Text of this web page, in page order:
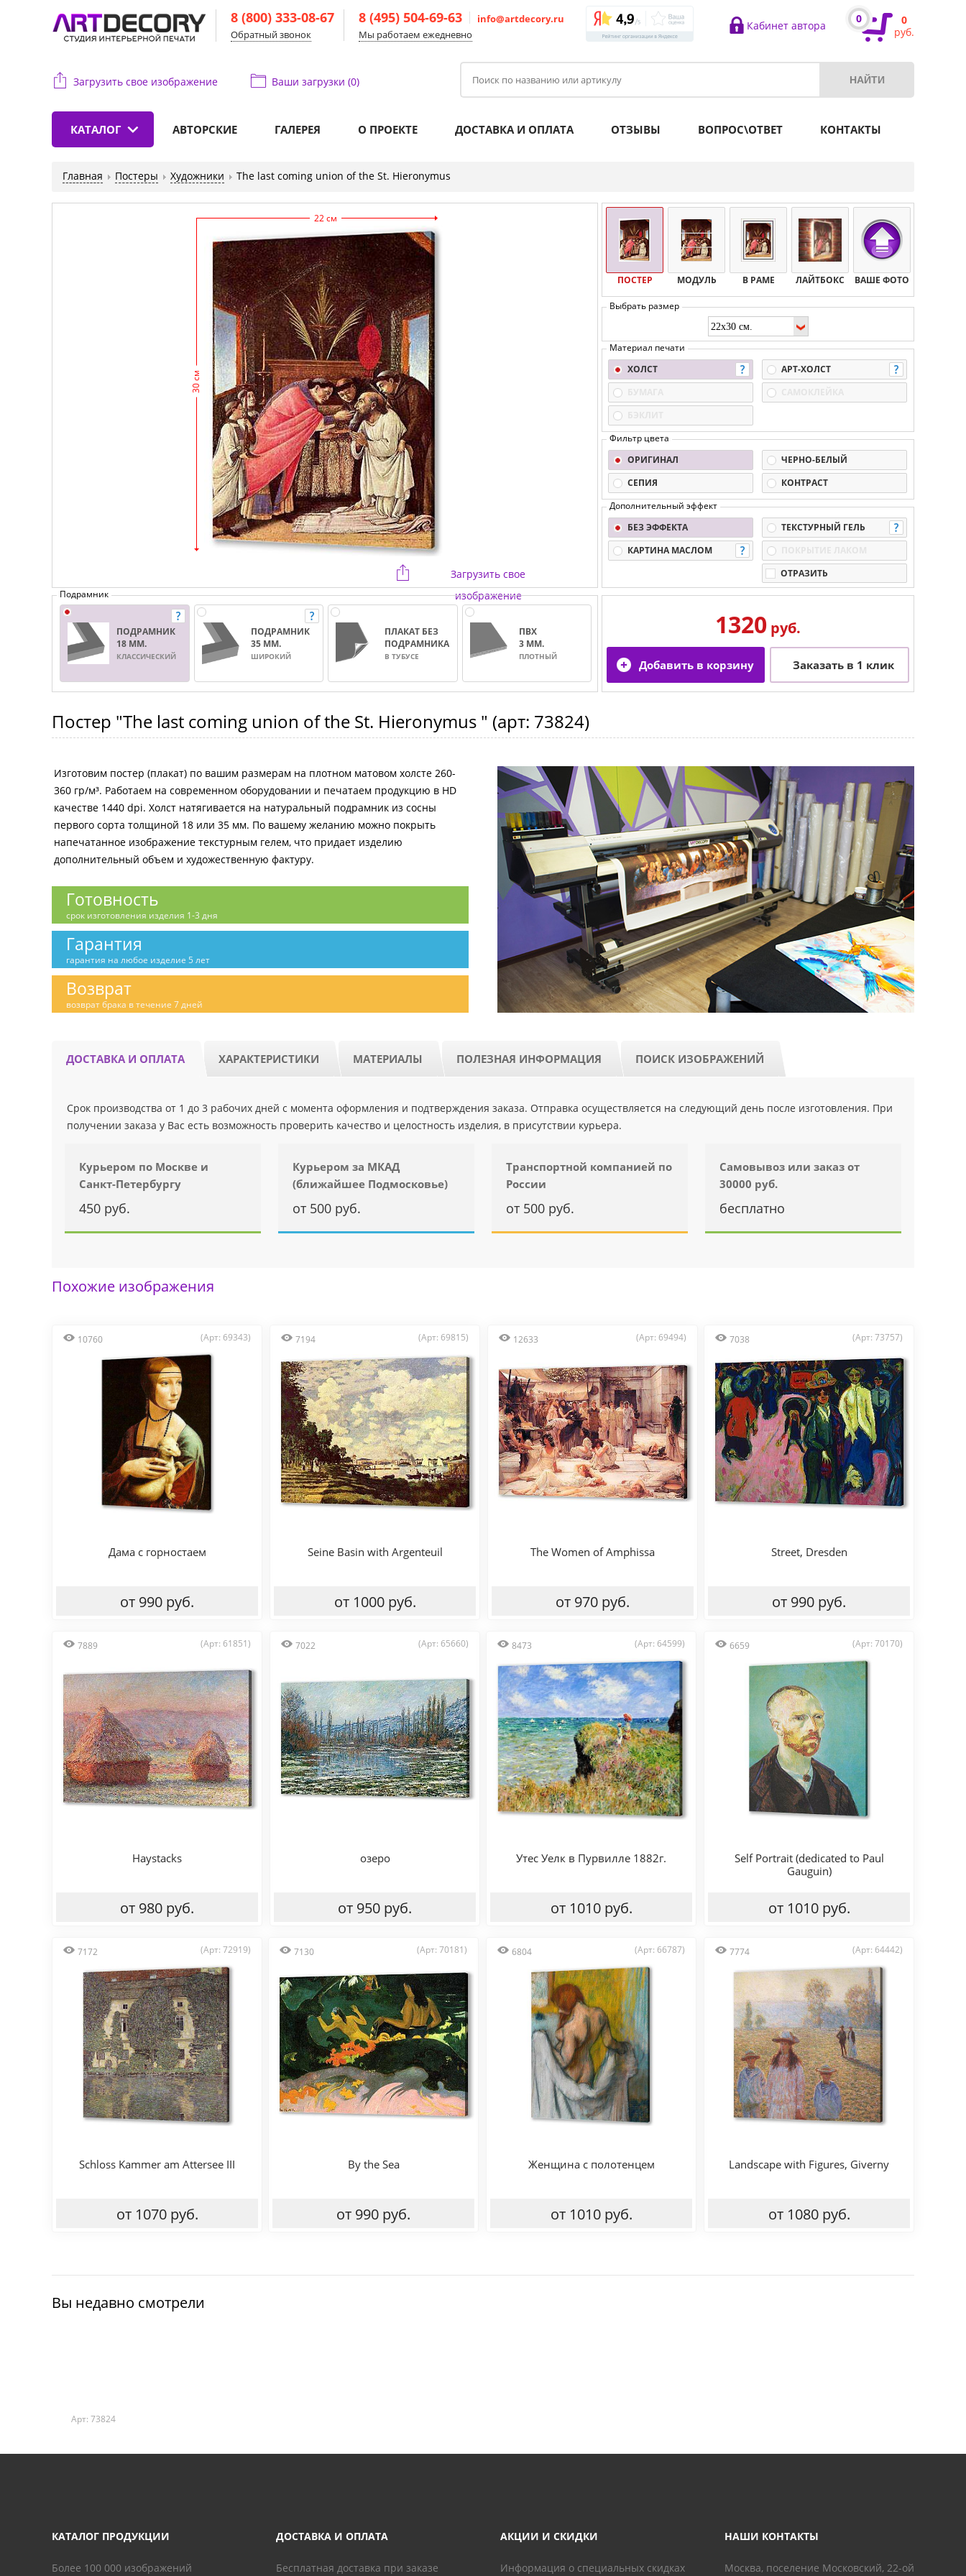
8 (800) 333-08-67
Обратный звонок
8 (495) 504-69-63
info@artdecory.ru
Мы работаем ежедневно
Кабинет автора
0
0
руб.
Загрузить свое изображение Ваши загрузки (0)
КАТАЛОГ АВТОРСКИЕ ГАЛЕРЕЯ О ПРОЕКТЕ ДОСТАВКА И ОПЛАТА ОТЗЫВЫ ВОПРОС\ОТВЕТ КОНТАКТЫ
Главная Постеры Художники The last coming union of the St. Hieronymus
22 см
30 см
Загрузить свое
изображение
Подрамник
ПОДРАМНИК
18 ММ.
КЛАССИЧЕСКИЙ
ПОДРАМНИК
35 ММ.
ШИРОКИЙ
ПЛАКАТ БЕЗ
ПОДРАМНИКА
В ТУБУСЕ
ПВХ
3 ММ.
ПЛОТНЫЙ
ПОСТЕР МОДУЛЬ В РАМЕ ЛАЙТБОКС ВАШЕ ФОТО
Выбрать размер
Материал печати
ХОЛСТ
АРТ-ХОЛСТ
Фильтр цвета
ОРИГИНАЛ
ЧЕРНО-БЕЛЫЙ
СЕПИЯ
КОНТРАСТ
Дополнительный эффект
БЕЗ ЭФФЕКТА
ТЕКСТУРНЫЙ ГЕЛЬ
КАРТИНА МАСЛОМ
ОТРАЗИТЬ
1320 руб.
Постер "The last coming union of the St. Hieronymus " (арт: 73824)
Изготовим постер (плакат) по вашим размерам на плотном матовом холсте 260-
360 гр/м³. Работаем на современном оборудовании и печатаем продукцию в HD
качестве 1440 dpi. Холст натягивается на натуральный подрамник из сосны
первого сорта толщиной 18 или 35 мм. По вашему желанию можно покрыть
напечатанное изображение текстурным гелем, что придает изделию
дополнительный объем и художественную фактуру.
Готовность
срок изготовления изделия 1-3 дня
Гарантия
гарантия на любое изделие 5 лет
Возврат
возврат брака в течение 7 дней
ДОСТАВКА И ОПЛАТА ХАРАКТЕРИСТИКИ МАТЕРИАЛЫ ПОЛЕЗНАЯ ИНФОРМАЦИЯ ПОИСК ИЗОБРАЖЕНИЙ
Срок производства от 1 до 3 рабочих дней с момента оформления и подтверждения заказа. Отправка осуществляется на следующий день после изготовления. При
получении заказа у Вас есть возможность проверить качество и целостность изделия, в присутствии курьера.
Курьером по Москве и
Санкт-Петербургу
450 руб.
Курьером за МКАД
(ближайшее Подмосковье)
от 500 руб.
Транспортной компанией по
России
от 500 руб.
Самовывоз или заказ от
30000 руб.
бесплатно
Похожие изображения
10760 (Арт: 69343)
Дама с горностаем
от 990 руб.
7194 (Арт: 69815)
Seine Basin with Argenteuil
от 1000 руб.
12633 (Арт: 69494)
The Women of Amphissa
от 970 руб.
7038 (Арт: 73757)
Street, Dresden
от 990 руб.
7889 (Арт: 61851)
Haystacks
от 980 руб.
7022 (Арт: 65660)
озеро
от 950 руб.
8473 (Арт: 64599)
Утес Уелк в Пурвилле 1882г.
от 1010 руб.
6659 (Арт: 70170)
Self Portrait (dedicated to Paul
Gauguin)
от 1010 руб.
7172 (Арт: 72919)
Schloss Kammer am Attersee III
от 1070 руб.
7130 (Арт: 70181)
By the Sea
от 990 руб.
6804 (Арт: 66787)
Женщина с полотенцем
от 1010 руб.
7774 (Арт: 64442)
Landscape with Figures, Giverny
от 1080 руб.
Вы недавно смотрели
Арт: 73824
КАТАЛОГ ПРОДУКЦИИ
Более 100 000 изображений
ДОСТАВКА И ОПЛАТА
Бесплатная доставка при заказе
АКЦИИ И СКИДКИ
Информация о специальных скидках
НАШИ КОНТАКТЫ
Москва, поселение Московский, 22-ой